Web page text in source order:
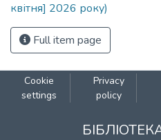
квітня] 2026 року)
Full item page
Cookie
settings
Privacy
policy